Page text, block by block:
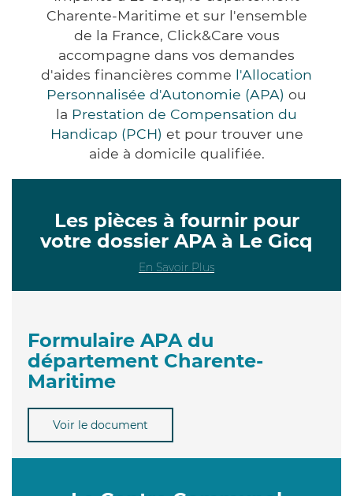
Charente-Maritime et sur l'ensemble
de la France, Click&Care vous
accompagne dans vos demandes
d'aides financières comme l'Allocation
Personnalisée d'Autonomie (APA) ou
la Prestation de Compensation du
Handicap (PCH) et pour trouver une
aide à domicile qualifiée.
Les pièces à fournir pour
votre dossier APA à Le Gicq
En Savoir Plus
Formulaire APA du
département Charente-
Maritime
Voir le document